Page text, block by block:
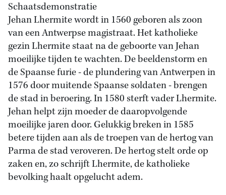
Schaatsdemonstratie
Jehan Lhermite wordt in 1560 geboren als zoon
van een Antwerpse magistraat. Het katholieke
gezin Lhermite staat na de geboorte van Jehan
moeilijke tijden te wachten. De beeldenstorm en
de Spaanse furie - de plundering van Antwerpen in
1576 door muitende Spaanse soldaten - brengen
de stad in beroering. In 1580 sterft vader Lhermite.
Jehan helpt zijn moeder de daaropvolgende
moeilijke jaren door. Gelukkig breken in 1585
betere tijden aan als de troepen van de hertog van
Parma de stad veroveren. De hertog stelt orde op
zaken en, zo schrijft Lhermite, de katholieke
bevolking haalt opgelucht adem.